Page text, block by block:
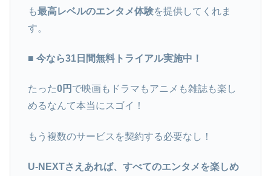
も最高レベルのエンタメ体験を提供してくれま
す。
■ 今なら31日間無料トライアル実施中！
たった0円 で映画もドラマもアニメも雑誌も楽し
めるなんて本当にスゴイ！
もう複数のサービスを契約する必要なし！
U-NEXTさえあれば、すべてのエンタメを楽しめ